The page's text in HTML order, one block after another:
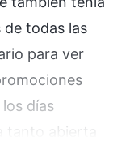
de todas las
para ver
días
tanto abierta